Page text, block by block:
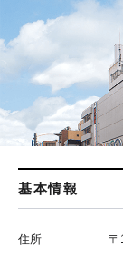
基本情報
住所 〒